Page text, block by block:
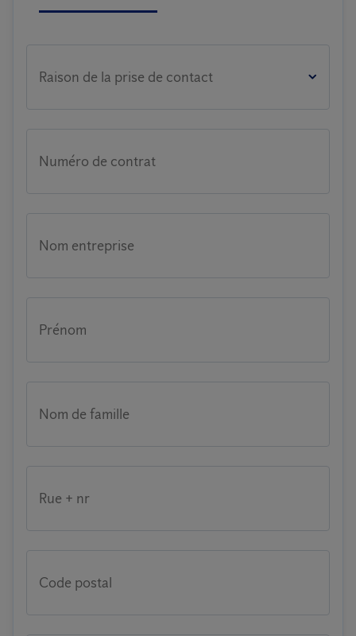
Raison de la prise de contact
Numéro de contrat
Nom entreprise
Prénom
Nom de famille
Rue + nr
Code postal